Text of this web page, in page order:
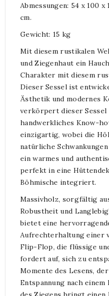
Abmessungen: 54 x 100 x
cm.
Gewicht: 15 kg
Mit diesem rustikalen
und Ziegenhaut ein
Charakter mit diesem
Dieser Sessel ist
Ästhetik und modernes
verkörpert dieser Sessel
handwerkliches Know-
einzigartig, wobei die
natürliche
ein warmes und
perfekt in eine
Böhmische integriert.
Massivholz, sorgfältig
Robustheit und
bietet eine
Aufrechterhaltung einer
Flip-Flop, die flüssige
fordert auf, sich zu
Momente des Lesens,
Entspannung nach